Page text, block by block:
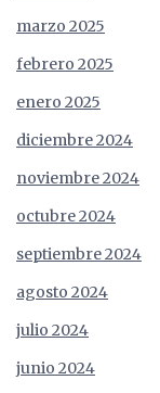
marzo 2025
febrero 2025
enero 2025
diciembre 2024
noviembre 2024
octubre 2024
septiembre 2024
agosto 2024
julio 2024
junio 2024